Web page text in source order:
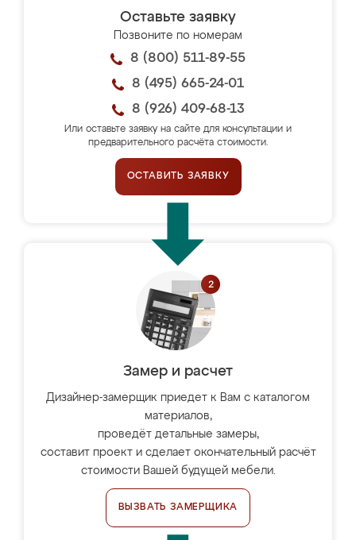
Оставьте заявку
Позвоните по номерам
8 (800) 511-89-55
8 (495) 665-24-01
8 (926) 409-68-13
Или оставьте заявку на сайте для консультации и
предварительного расчёта стоимости.
ОСТАВИТЬ ЗАЯВКУ
Замер и расчет
Дизайнер-замерщик приедет к Вам с каталогом
материалов,
проведёт детальные замеры,
составит проект и сделает окончательный расчёт
стоимости Вашей будущей мебели.
ВЫЗВАТЬ ЗАМЕРЩИКА